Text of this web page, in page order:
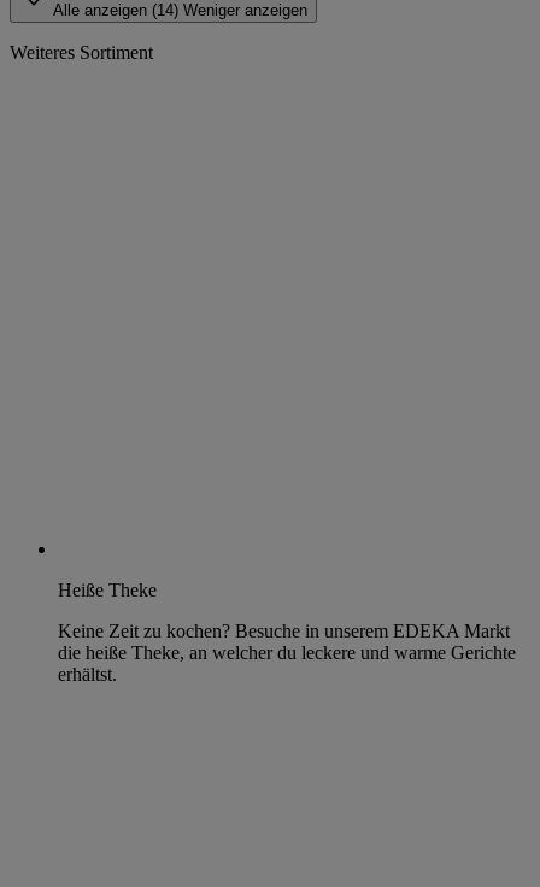
Alle anzeigen (14) Weniger anzeigen
Weiteres Sortiment
Heiße Theke
Keine Zeit zu kochen? Besuche in unserem EDEKA Markt
die heiße Theke, an welcher du leckere und warme Gerichte
erhältst.